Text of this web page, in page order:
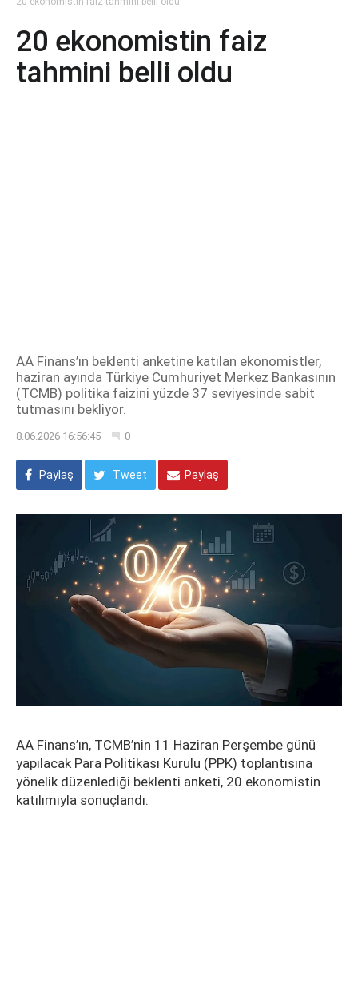
20 ekonomistin faiz
tahmini belli oldu
AA Finans’ın beklenti anketine katılan ekonomistler,
haziran ayında Türkiye Cumhuriyet Merkez Bankasının
(TCMB) politika faizini yüzde 37 seviyesinde sabit
tutmasını bekliyor.
8.06.2026 16:56:45 0
Paylaş Tweet Paylaş
AA Finans’ın, TCMB’nin 11 Haziran Perşembe günü
yapılacak Para Politikası Kurulu (PPK) toplantısına
yönelik düzenlediği beklenti anketi, 20 ekonomistin
katılımıyla sonuçlandı.